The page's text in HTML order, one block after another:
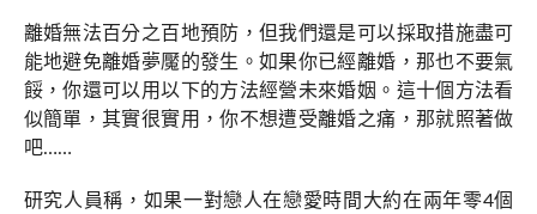
離婚無法百分之百地預防，但我們還是可以採取措施盡可
能地避免離婚夢魘的發生。如果你已經離婚，那也不要氣
餒，你還可以用以下的方法經營未來婚姻。這十個方法看
似簡單，其實很實用，你不想遭受離婚之痛，那就照著做
吧……
研究人員稱，如果一對戀人在戀愛時間大約在兩年零4個